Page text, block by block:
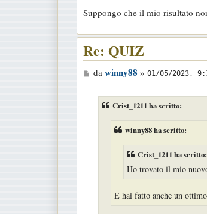
Suppongo che il mio risultato
Re: QUIZ
M
da winny88 » 01/05/2023,
Crist_1211 ha scritto:
winny88 ha scritto:
Crist_1211 ha scritto:
Ho trovato il mio
E hai fatto anche un